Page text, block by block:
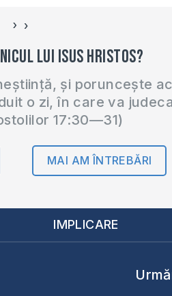
‹ ›
lui Isus Hristos?
și poruncește
o zi, în care va
17:30—31)
MAI AM ÎNTREBĂRI
IMPLICARE